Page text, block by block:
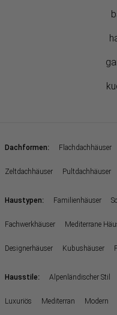
Dachformen: Flachdachhäuser
Zeltdachhäuser Pultdachhäuser
Haustypen: Familienhäuser
Fachwerkhäuser Mediterrane
Designerhäuser Kubushäuser
Hausstile: Alpenländischer Stil
Luxuriös Mediterran Modern